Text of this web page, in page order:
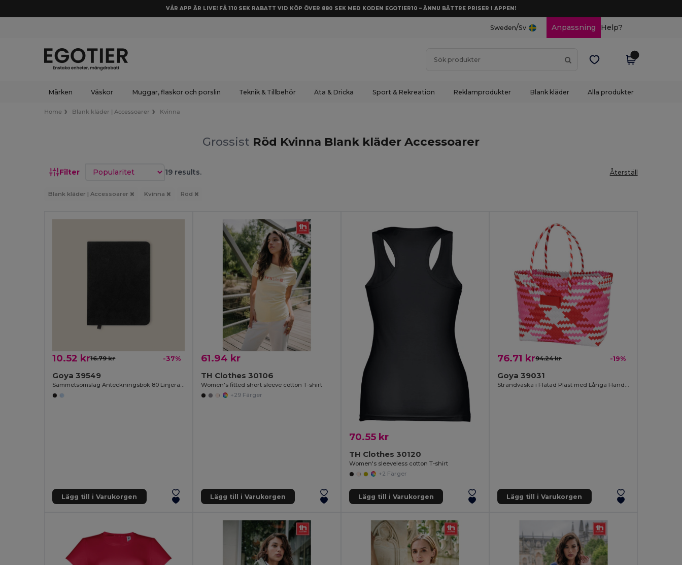
VÅR APP ÄR LIVE! FÅ 110 SEK RABATT VID KÖP ÖVER 880 SEK MED KODEN EGOTIER10 – ÄNNU BÄTTRE PRISER I APPEN!
Sweden/Sv Anpassning Help?
Märken Väskor Muggar, flaskor och porslin Teknik & Tillbehör Äta & Dricka Sport & Rekreation Reklamprodukter Blank kläder Alla produkter
Home Blank kläder | Accessoarer Kvinna
Grossist Röd Kvinna Blank kläder Accessoarer
Filter Sortera efter 19 results. Återställ
Blank kläder | Accessoarer Kvinna Röd
10.52 kr16.79 kr -37%
Goya 39549
Sammetsomslag Anteckningsbok 80 Linjerade Blad VELVET
Lägg till i Varukorgen
61.94 kr
TH Clothes 30106
Women's fitted short sleeve cotton T-shirt
+29 Färger
Lägg till i Varukorgen
70.55 kr
TH Clothes 30120
Women's sleeveless cotton T-shirt
+2 Färger
Lägg till i Varukorgen
76.71 kr94.24 kr -19%
Goya 39031
Strandväska i Flätad Plast med Långa Handtag COAST
Lägg till i Varukorgen